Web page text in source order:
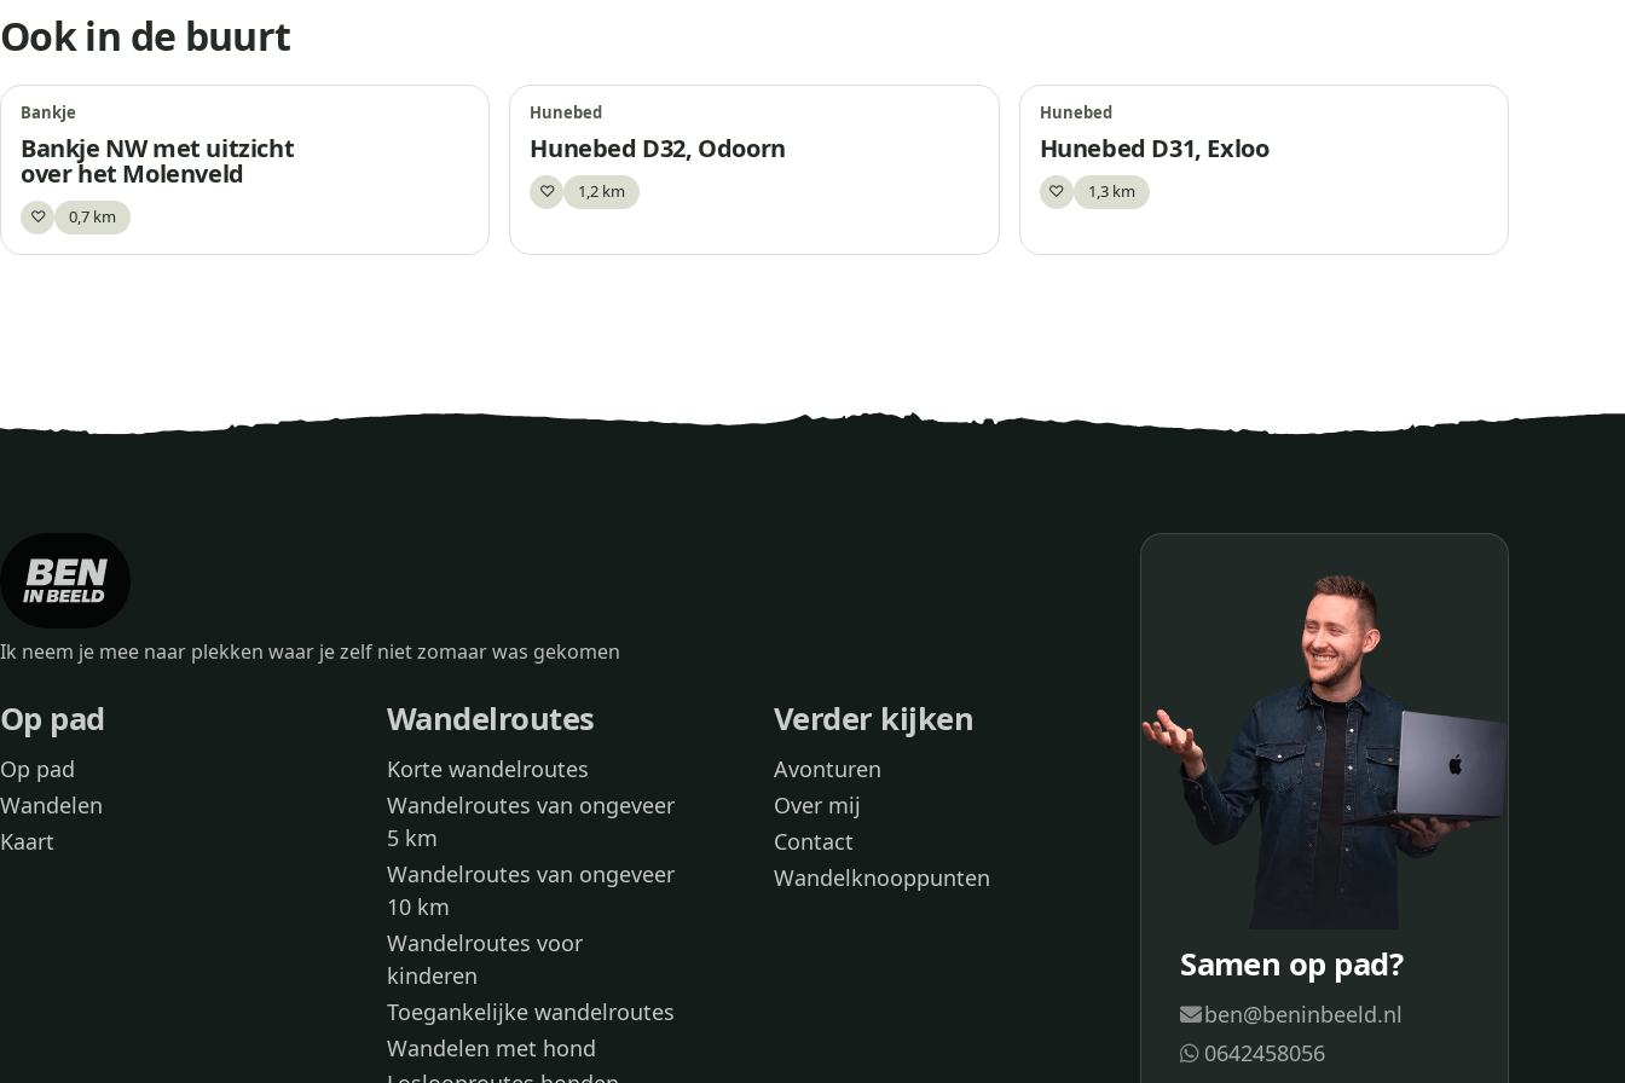
Ook in de buurt
Bankje
Bankje NW met uitzicht
over het Molenveld
♡
Bewaar
0,7 km
Hunebed
Hunebed D32, Odoorn
♡
Bewaar
1,2 km
Hunebed
Hunebed D31, Exloo
♡Bewaar
1,3 km
Ik neem je mee naar plekken waar je zelf niet zomaar was gekomen
Op pad
Op pad
Wandelen
Kaart
Wandelroutes
Korte wandelroutes
Wandelroutes van ongeveer
5 km
Wandelroutes van ongeveer
10 km
Wandelroutes voor
kinderen
Toegankelijke wandelroutes
Wandelen met hond
Verder kijken
Avonturen
Over mij
Contact
Wandelknooppunten
Samen op pad?
ben@beninbeeld.nl
0642458056